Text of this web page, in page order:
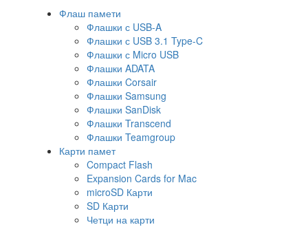
Флаш памети
Флашки с USB-A
Флашки с USB 3.1 Type-C
Флашки с Micro USB
Флашки ADATA
Флашки Corsair
Флашки Samsung
Флашки SanDisk
Флашки Transcend
Флашки Teamgroup
Карти памет
Compact Flash
Expansion Cards for Mac
microSD Карти
SD Карти
Четци на карти